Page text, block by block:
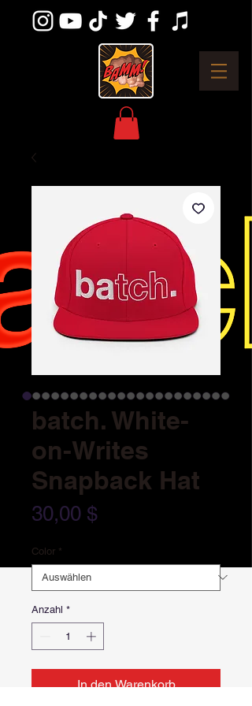
batch. White-
on-Writes
Snapback Hat
30,00 $Preis
Color *
Anzahl *
In den Warenkorb